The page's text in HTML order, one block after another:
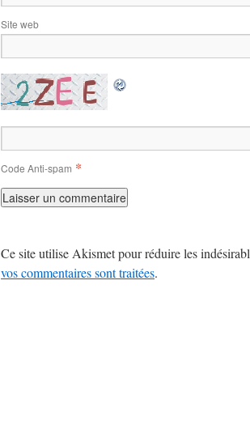
Site web
Code Anti-spam *
Ce site utilise Akismet pour réduire les
vos commentaires sont traitées.